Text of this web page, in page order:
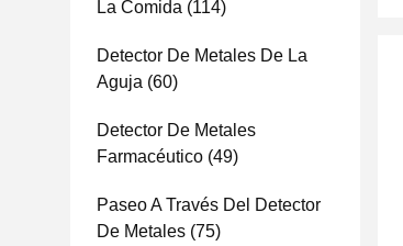
La Comida (114)
Detector De Metales De La
Aguja (60)
Detector De Metales
Farmacéutico (49)
Paseo A Través Del Detector
De Metales (75)